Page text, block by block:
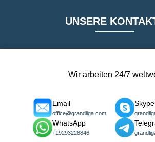
UNSERE
Wir arbeiten 24/7
Email
office@grandliga.com
Skype
WhatsApp
+19293228846